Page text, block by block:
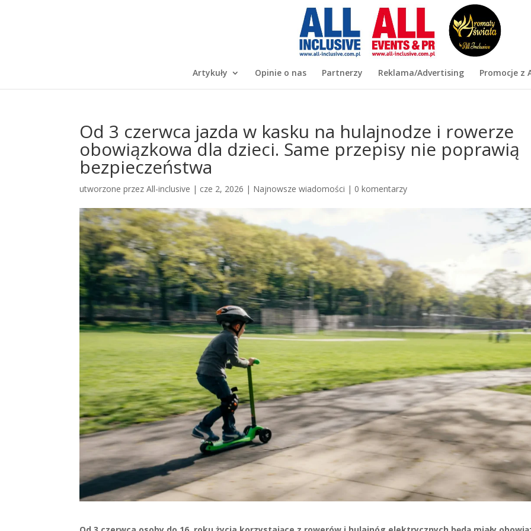
Artykuły Opinie o nas Partnerzy Reklama/Advertising Promocje z
Od 3 czerwca jazda w kasku na hulajnodze i rowerze
obowiązkowa dla dzieci. Same przepisy nie poprawią
bezpieczeństwa
utworzone przezAll-inclusive | cze 2, 2026 | Najnowsze wiadomości | 0 komentarzy